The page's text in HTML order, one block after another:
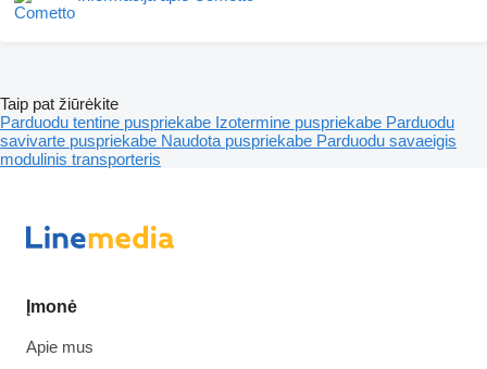
Taip pat žiūrėkite
Parduodu tentine puspriekabe Izotermine puspriekabe Parduodu
savivarte puspriekabe Naudota puspriekabe Parduodu savaeigis
modulinis transporteris
Įmonė
Apie mus